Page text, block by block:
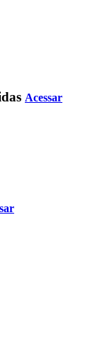
Acessar